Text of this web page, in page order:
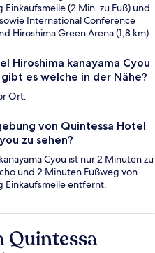
(2 Min. zu Fuß) und
International Conference
Hiroshima Green Arena (1,8 km).
Hiroshima kanayama Cyou
es welche in der Nähe?
Ort.
von Quintessa Hotel
zu sehen?
Cyou ist nur 2 Minuten zu
und 2 Minuten Fußweg von
Einkaufsmeile entfernt.
Quintessa